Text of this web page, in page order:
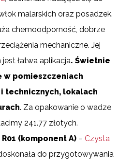
malarskich oraz posadzek.
chemoodporność, dobrze
mechaniczne. Jej
łatwa aplikacja. Świetnie
w pomieszczeniach
technicznych, lokalach
. Za opakowanie o wadze
241.77 złotych.
R01 (komponent A) – Czysta
doskonała do przygotowywania